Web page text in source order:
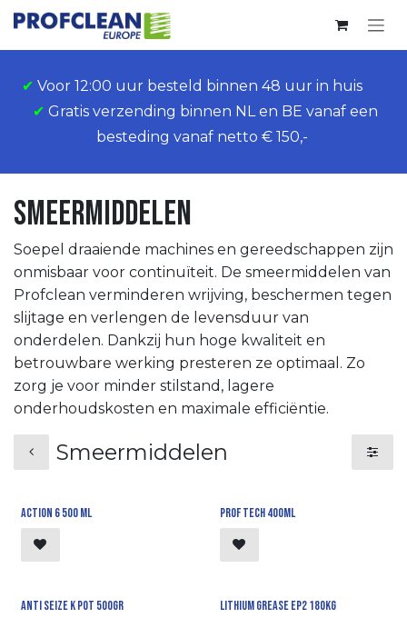
Overslaan naar inhoud
✔ Voor 12:00 uur besteld binnen 48 uur in huis
✔ Gratis verzending binnen NL en BE vanaf een
besteding vanaf netto € 150,-
Smeermiddelen
Soepel draaiende machines en gereedschappen zijn
onmisbaar voor continuïteit. De smeermiddelen van
Profclean verminderen wrijving, beschermen tegen
slijtage en verlengen de levensduur van
onderdelen. Dankzij hun hoge kwaliteit en
betrouwbare werking presteren ze optimaal. Zo
zorg je voor minder stilstand, lagere
onderhoudskosten en maximale efficiëntie.
Smeermiddelen
Action 6 500 ml Prof Tech 400ml
Anti seize K pot 500gr Lithium grease EP2 180kg